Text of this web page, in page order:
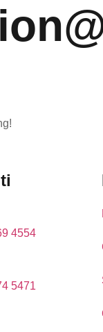
4554
5471